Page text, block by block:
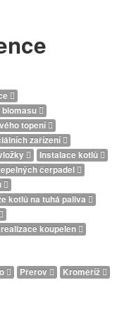
biomasu
topení
zařízení
Instalace kotlů
čerpadel
kotlů na tuhá paliva
koupelen
Přerov
Kroměříž